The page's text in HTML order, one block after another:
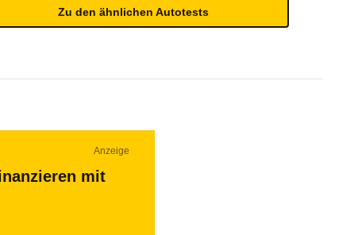
Zu den ähnlichen Autotests
Anzeige
mit